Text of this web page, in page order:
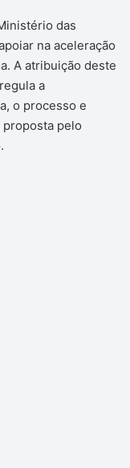
das
na aceleração
A atribuição deste
a
o processo e
pelo